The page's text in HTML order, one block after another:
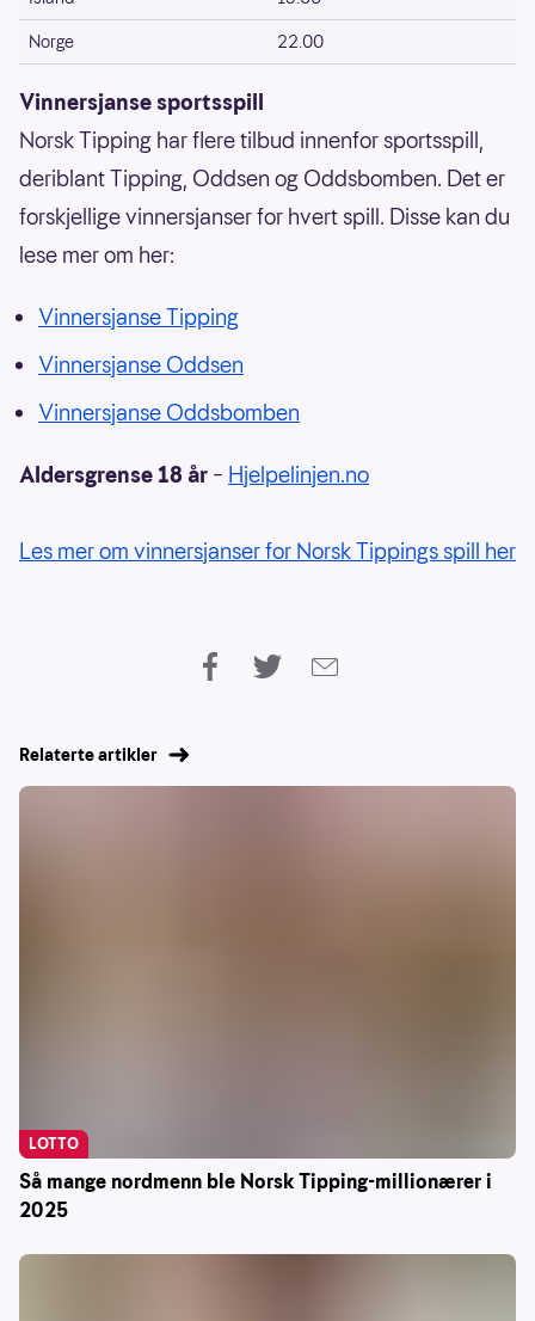
Norge
22.00
Vinnersjanse sportsspill
Norsk Tipping har flere tilbud innenfor sportsspill,
deriblant Tipping, Oddsen og Oddsbomben. Det er
forskjellige vinnersjanser for hvert spill. Disse kan du
lese mer om her:
Vinnersjanse Tipping
Vinnersjanse Oddsen
Vinnersjanse Oddsbomben
Aldersgrense 18 år – Hjelpelinjen.no
Les mer om vinnersjanser for Norsk Tippings spill her
Relaterte artikler
Så mange nordmenn ble Norsk Tipping-millionærer i
2025
LOTTO